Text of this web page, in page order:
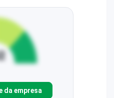
da empresa